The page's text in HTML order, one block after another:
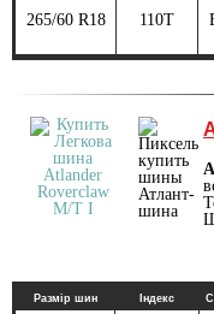
265/60 R18 110T
Размір шин Індекс